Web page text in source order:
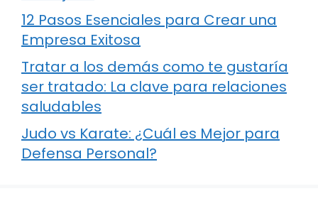
12 Pasos Esenciales para Crear una
Empresa Exitosa
Tratar a los demás como te gustaría
ser tratado: La clave para relaciones
saludables
Judo vs Karate: ¿Cuál es Mejor para
Defensa Personal?